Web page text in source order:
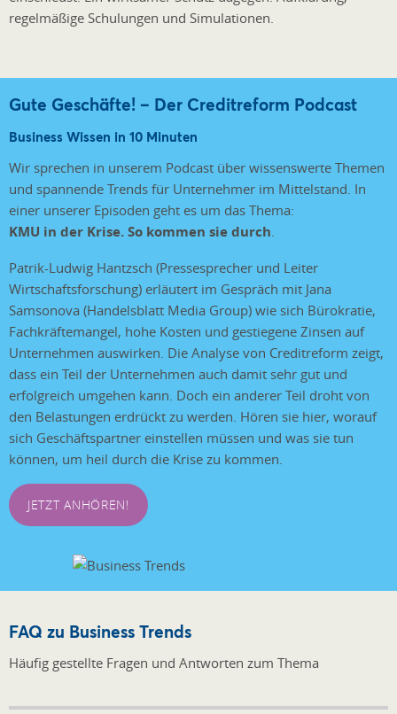
regelmäßige Schulungen und Simulationen.
Gute Geschäfte! – Der Creditreform Podcast
Business Wissen in 10 Minuten
Wir sprechen in unserem Podcast über wissenswerte Themen
und spannende Trends für Unternehmer im Mittelstand. In
einer unserer Episoden geht es um das Thema:
KMU in der Krise. So kommen sie durch
Patrik-Ludwig Hantzsch (Pressesprecher und Leiter
Wirtschaftsforschung) erläutert im Gespräch mit Jana
Samsonova (Handelsblatt Media Group) wie sich Bürokratie,
Fachkräftemangel, hohe Kosten und gestiegene Zinsen auf
Unternehmen auswirken. Die Analyse von Creditreform zeigt,
dass ein Teil der Unternehmen auch damit sehr gut und
erfolgreich umgehen kann. Doch ein anderer Teil droht von
den Belastungen erdrückt zu werden. Hören sie hier, worauf
sich Geschäftspartner einstellen müssen und was sie tun
können, um heil durch die Krise zu kommen.
JETZT ANHÖREN!
FAQ zu Business Trends
Häufig gestellte Fragen und Antworten zum Thema